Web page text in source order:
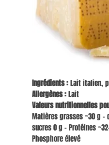
Ingrédients :Lait italien,
Allergènes :Lait
Valeurs nutritionnelles
Matières grasses ~30 g –
sucres 0 g – Protéines
Phosphore élevé